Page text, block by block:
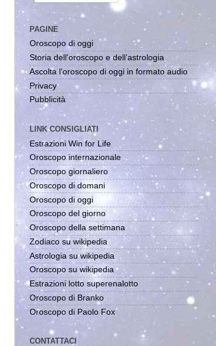
PAGINE
Oroscopo di oggi
Storia dell'oroscopo e dell'astrologia
Ascolta l'oroscopo di oggi in formato audio
Privacy
Pubblicità
LINK CONSIGLIATI
Estrazioni Win for Life
Oroscopo internazionale
Oroscopo giornaliero
Oroscopo di domani
Oroscopo di oggi
Oroscopo del giorno
Oroscopo della settimana
Zodiaco su wikipedia
Astrologia su wikipedia
Oroscopo su wikipedia
Estrazioni lotto superenalotto
Oroscopo di Branko
Oroscopo di Paolo Fox
CONTATTACI